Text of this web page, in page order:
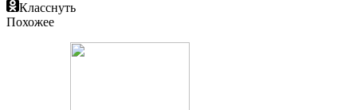
Класснуть
Похожее